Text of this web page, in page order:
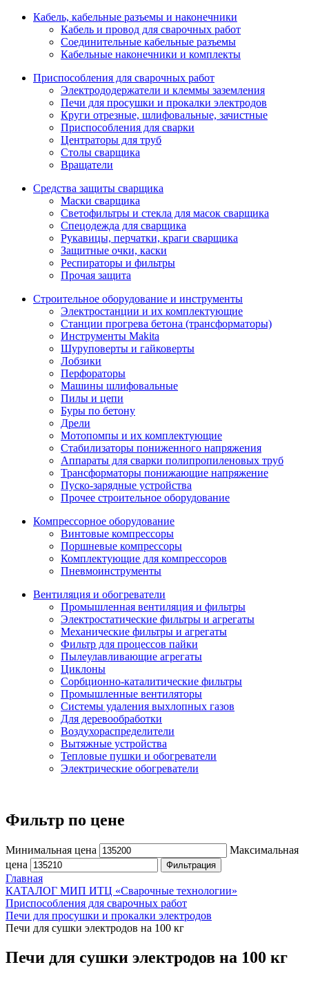
Кабель, кабельные разъемы и наконечники
Кабель и провод для сварочных работ
Соединительные кабельные разъемы
Кабельные наконечники и комплекты
Приспособления для сварочных работ
Электрододержатели и клеммы заземления
Печи для просушки и прокалки электродов
Круги отрезные, шлифовальные, зачистные
Приспособления для сварки
Центраторы для труб
Столы сварщика
Вращатели
Средства защиты сварщика
Маски сварщика
Светофильтры и стекла для масок сварщика
Спецодежда для сварщика
Рукавицы, перчатки, краги сварщика
Защитные очки, каски
Респираторы и фильтры
Прочая защита
Строительное оборудование и инструменты
Электростанции и их комплектующие
Станции прогрева бетона (трансформаторы)
Инструменты Makita
Шуруповерты и гайковерты
Лобзики
Перфораторы
Машины шлифовальные
Пилы и цепи
Буры по бетону
Дрели
Мотопомпы и их комплектующие
Стабилизаторы пониженного напряжения
Аппараты для сварки полипропиленовых труб
Трансформаторы понижающие напряжение
Пуско-зарядные устройства
Прочее строительное оборудование
Компрессорное оборудование
Винтовые компрессоры
Поршневые компрессоры
Комплектующие для компрессоров
Пневмоинструменты
Вентиляция и обогреватели
Промышленная вентиляция и фильтры
Электростатические фильтры и агрегаты
Механические фильтры и агрегаты
Фильтр для процессов пайки
Пылеулавливающие агрегаты
Циклоны
Сорбционно-каталитические фильтры
Промышленные вентиляторы
Системы удаления выхлопных газов
Для деревообработки
Воздухораспределители
Вытяжные устройства
Тепловые пушки и обогреватели
Электрические обогреватели
Фильтр по цене
Минимальная цена
Максимальная
цена
Фильтрация
Главная
КАТАЛОГ МИП ИТЦ «Сварочные технологии»
Приспособления для сварочных работ
Печи для просушки и прокалки электродов
Печи для сушки электродов на 100 кг
Печи для сушки электродов на 100 кг